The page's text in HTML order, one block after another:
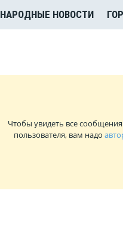
НАРОДНЫЕ НОВОСТИ
Чтобы увидеть все
пользователя, вам надо